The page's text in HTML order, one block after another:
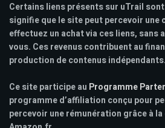
Certains liens présents sur uTrail
signifie que le site peut percevoir une
effectuez un achat via ces liens, sans
vous. Ces revenus contribuent au
production de contenus indépendants.
Ce site participe au Programme
programme d’affiliation conçu pour
percevoir une rémunération grâce à